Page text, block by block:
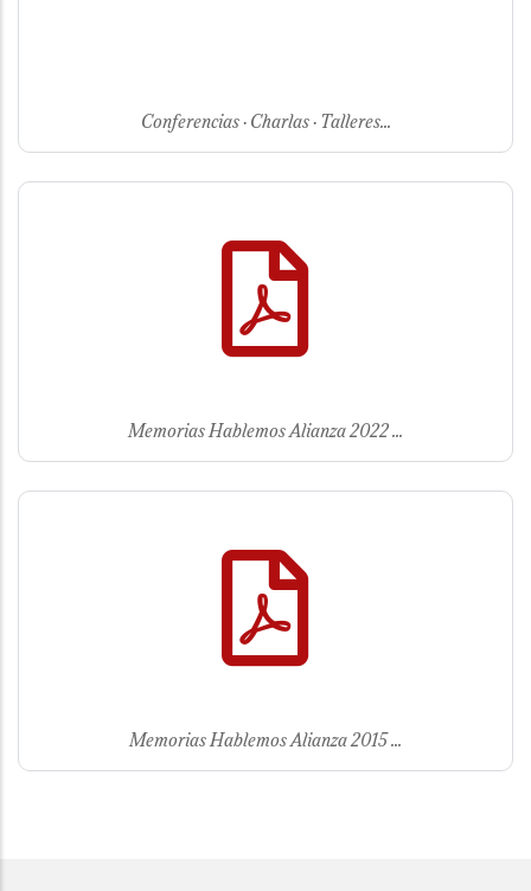
Conferencias · Charlas · Talleres...
Memorias Hablemos Alianza 2022 ...
Memorias Hablemos Alianza 2015 ...